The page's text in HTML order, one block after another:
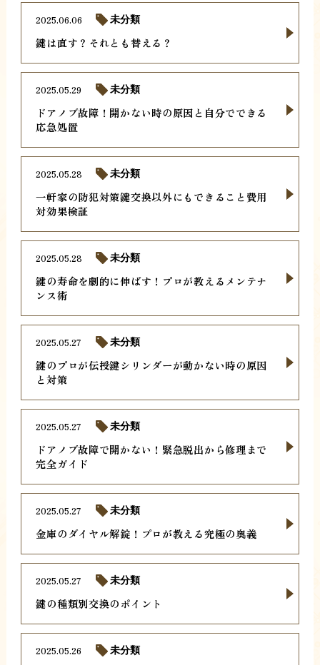
鍵は直す？それとも替える？
2025.06.06 未分類
ドアノブ故障！開かない時の原因と自分でできる
応急処置
2025.05.29 未分類
一軒家の防犯対策鍵交換以外にもできること費用
対効果検証
2025.05.28 未分類
鍵の寿命を劇的に伸ばす！プロが教えるメンテナ
ンス術
2025.05.28 未分類
鍵のプロが伝授鍵シリンダーが動かない時の原因
と対策
2025.05.27 未分類
ドアノブ故障で開かない！緊急脱出から修理まで
完全ガイド
2025.05.27 未分類
金庫のダイヤル解錠！プロが教える究極の奥義
2025.05.27 未分類
鍵の種類別交換のポイント
2025.05.27 未分類
2025.05.26 未分類